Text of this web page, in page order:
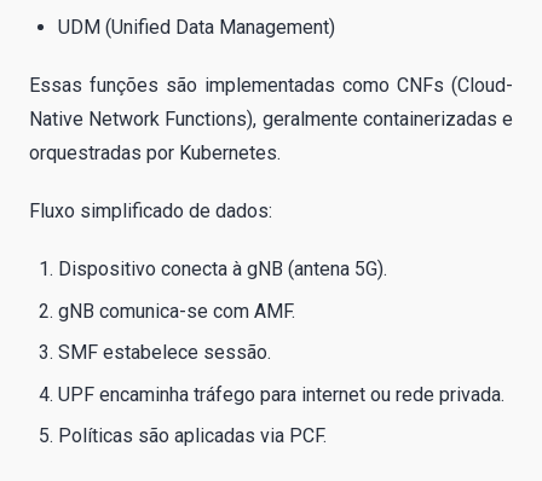
UDM (Unified Data Management)
Essas funções são implementadas como CNFs (Cloud-
Native Network Functions), geralmente containerizadas e
orquestradas por Kubernetes.
Fluxo simplificado de dados:
Dispositivo conecta à gNB (antena 5G).
gNB comunica-se com AMF.
SMF estabelece sessão.
UPF encaminha tráfego para internet ou rede privada.
Políticas são aplicadas via PCF.